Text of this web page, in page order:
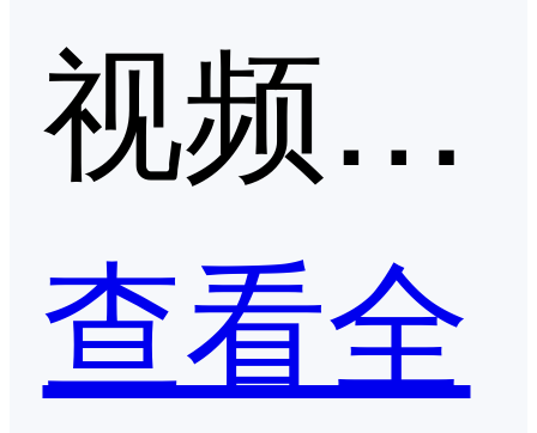
视频会议第二季度口碑产品
查看全